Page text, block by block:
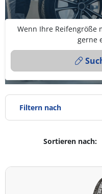
Wenn Ihre Reifengröße
gerne
Filtern nach
Reifentyp
Alle Arten (12)
Sortieren nach: